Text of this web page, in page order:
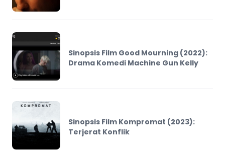
Sinopsis Film Good Mourning (2022):
Drama Komedi Machine Gun Kelly
Sinopsis Film Kompromat (2023):
Terjerat Konflik